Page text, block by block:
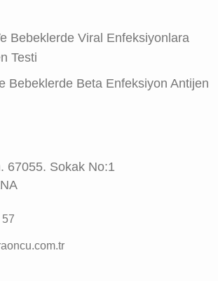
Bebeklerde Viral Enfeksiyonlara
Testi
Bebeklerde Beta Enfeksiyon Antijen
67055. Sokak No:1